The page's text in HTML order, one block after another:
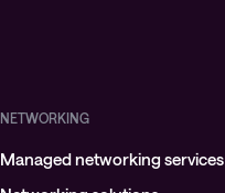
NETWORKING
Managed networking services